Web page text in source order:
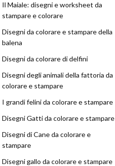
Il Maiale: disegni e worksheet da
stampare e colorare
Disegni da colorare e stampare della
balena
Disegni da colorare di delfini
Disegni degli animali della fattoria da
colorare e stampare
I grandi felini da colorare e stampare
Disegni Gatti da colorare e stampare
Disegni di Cane da colorare e
stampare
Disegni gallo da colorare e stampare